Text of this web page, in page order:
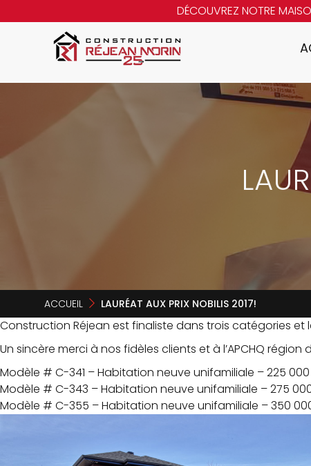
DÉCOUVREZ NOTRE
ACCUEIL LAURÉAT AUX PRIX NOBILIS 2017!
Construction Réjean est finaliste dans trois catégories et
Un sincère merci à nos fidèles clients et à l’APCHQ région
Modèle # C-341 – Habitation neuve unifamiliale – 225
Modèle # C-343 – Habitation neuve unifamiliale – 275
Modèle # C-355 – Habitation neuve unifamiliale – 350